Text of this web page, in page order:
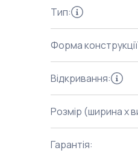
Тип:
Форма конструкції
Відкривання:
Розмір (ширина x
Гарантія: